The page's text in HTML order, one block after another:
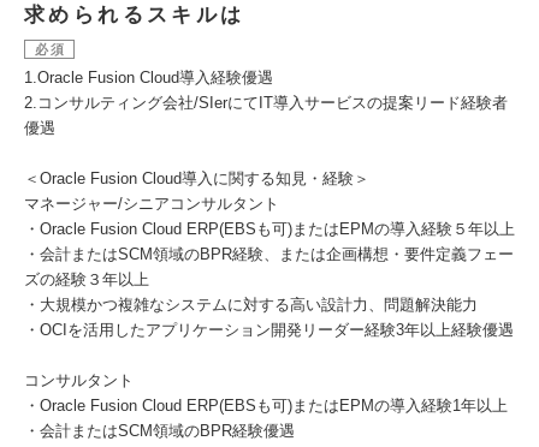
求められるスキルは
必須
1.Oracle Fusion Cloud導入経験優遇
2.コンサルティング会社/SIerにてIT導入サービスの提案リード経験者
優遇
＜Oracle Fusion Cloud導入に関する知見・経験＞
マネージャー/シニアコンサルタント
・Oracle Fusion Cloud ERP(EBSも可)またはEPMの導入経験５年以上
・会計またはSCM領域のBPR経験、または企画構想・要件定義フェー
ズの経験３年以上
・大規模かつ複雑なシステムに対する高い設計力、問題解決能力
・OCIを活用したアプリケーション開発リーダー経験3年以上経験優遇
コンサルタント
・Oracle Fusion Cloud ERP(EBSも可)またはEPMの導入経験1年以上
・会計またはSCM領域のBPR経験優遇